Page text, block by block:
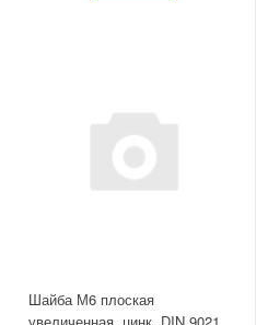
Шайба М6 плоская